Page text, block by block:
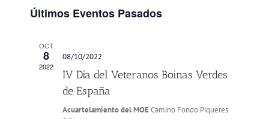
Últimos Eventos Pasados
OCT
8
2022
08/10/2022
IV Día del Veteranos Boinas Verdes
de España
Acuartelamiento del MOECamino Fondo Piqueres